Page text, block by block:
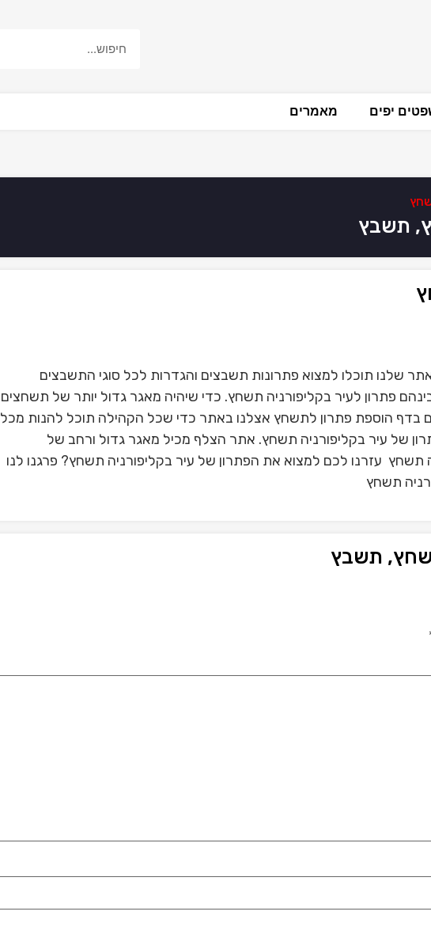
יפים מאמרים
תשבץ
שלנו תוכלו למצוא פתרונות תשבצים והגדרות לכל סוגי התשבצים
פתרון לעיר בקליפורניה תשחץ. כדי שיהיה מאגר גדול יותר של תשחצים
בדף הוספת פתרון לתשחץ אצלנו באתר כדי שכל הקהילה תוכל להנות מכל
של עיר בקליפורניה תשחץ. אתר הצלף מכיל מאגר גדול ורחב של
תשחץ עזרנו לכם למצוא את הפתרון של עיר בקליפורניה תשחץ? פרגנו לנו
תשחץ
תשבץ